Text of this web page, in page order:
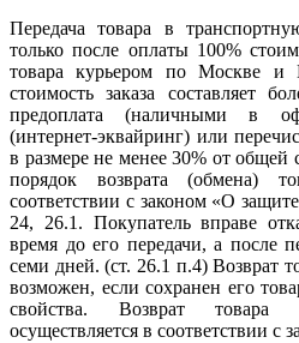
Передача товара в
только после оплаты 100%
товара курьером по Москве и
стоимость заказа составляет
предоплата (наличными в
(интернет-эквайринг) или
в размере не менее 30% от общей
порядок возврата (обмена)
соответствии с законом «О
24, 26.1. Покупатель вправе
время до его передачи, а после
семи дней. (ст. 26.1 п.4) Возврат
возможен, если сохранен его
свойства. Возврат товара
осуществляется в соответствии с